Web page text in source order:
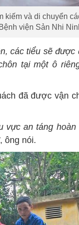
và di chuyển
viện Sản Nhi
các tiểu sẽ
tại một ô
đã được vận
vực an táng
, ông nói.